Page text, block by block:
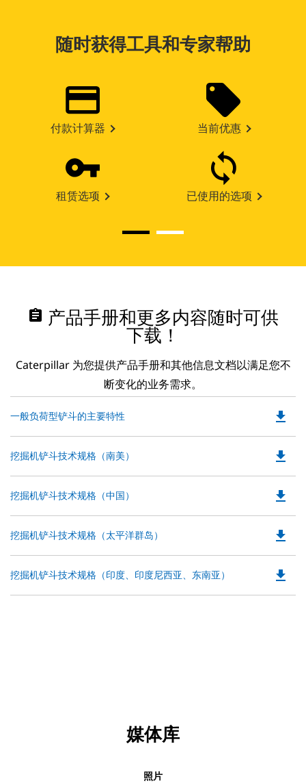
随时获得工具和专家帮助
付款计算器 当前优惠
租赁选项 已使用的选项
assignment 产品手册和更多内容随时可供
下载！
Caterpillar 为您提供产品手册和其他信息文档以满足您不
断变化的业务需求。
一般负荷型铲斗的主要特性
a
file_download
挖掘机铲斗技术规格（南美）
a
file_download
挖掘机铲斗技术规格（中国）
a
file_download
挖掘机铲斗技术规格（太平洋群岛）
a
file_download
挖掘机铲斗技术规格（印度、印度尼西亚、东南亚） file_download
媒体库
照片